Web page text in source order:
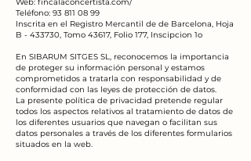
Teléfono: 93 811 08 99
Inscrita en el Registro Mercantil de de Barcelona, Hoja
B - 433730, Tomo 43617, Folio 177, Inscipcion 1o
En SIBARUM SITGES SL, reconocemos la importancia
de proteger su información personal y estamos
comprometidos a tratarla con responsabilidad y de
conformidad con las leyes de protección de datos.
La presente política de privacidad pretende regular
todos los aspectos relativos al tratamiento de datos de
los diferentes usuarios que navegan o facilitan sus
datos personales a través de los diferentes formularios
situados en la web.